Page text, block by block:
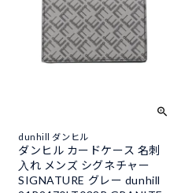
dunhill ダンヒル
ダンヒル カードケース 名刺
入れ メンズ シグネチャー
SIGNATURE グレー dunhill